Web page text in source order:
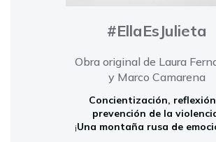
#EllaEsJulieta
Obra original de Laura
y Marco Camarena
Concientización,
prevención de la
¡Una montaña rusa de